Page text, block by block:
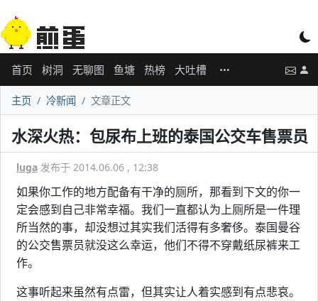
首页 树洞 无聊图 鱼塘 热榜 大吐槽
主页 冷新闻 文章正文
水深火热：包尿布上班的泰国公交车售票员
luga 发布于 2014.06.06 , 12:38
如果你工作的地方配备有干净的厕所，那看到下文的你一
定会感到自己非常幸福。我们一直都认为上厕所是一件理
所当然的事，却没想过其实我们活得有多奢侈。泰国曼谷
的公交售票员就没这么幸运，他们不得不穿戴纸尿裤来工
作。
这事听起来虽然有点雷，但其实让人着实感到有点悲哀。